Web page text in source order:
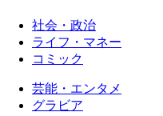
社会・政治
ライフ・マネー
コミック
芸能・エンタメ
グラビア